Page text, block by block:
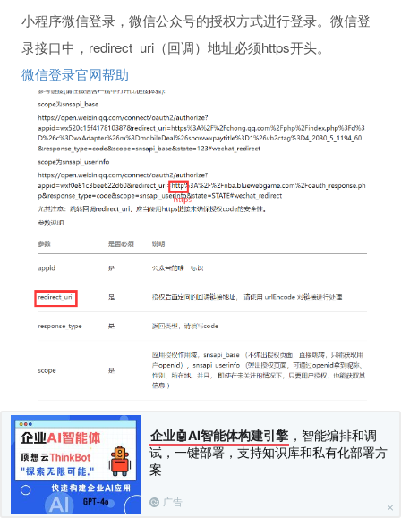
企业🤖AI智能体构建引擎 ，智能编排和调
试，一键部署，支持知识库和私有化部署方
案
广告
小程序微信登录，微信公众号的授权方式进行登录。微信登
录接口中，redirect_uri（回调）地址必须https开头。
微信登录官网帮助
上一篇： 小程序分享